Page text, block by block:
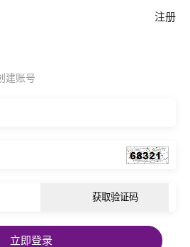
注册
建账号
立即登录